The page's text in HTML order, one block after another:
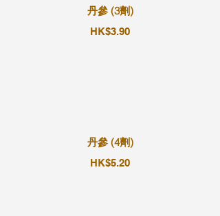
丹參 (3劑)
HK$3.90
丹參 (4劑)
HK$5.20